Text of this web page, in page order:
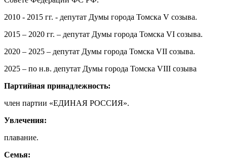
2010 - 2015 гг. - депутат Думы города Томска V созыва.
2015 – 2020 гг. – депутат Думы города Томска VI созыва.
2020 – 2025 – депутат Думы города Томска VII созыва.
2025 – по н.в. депутат Думы города Томска VIII созыва
Партийная принадлежность:
член партии «ЕДИНАЯ РОССИЯ».
Увлечения:
плавание.
Семья: